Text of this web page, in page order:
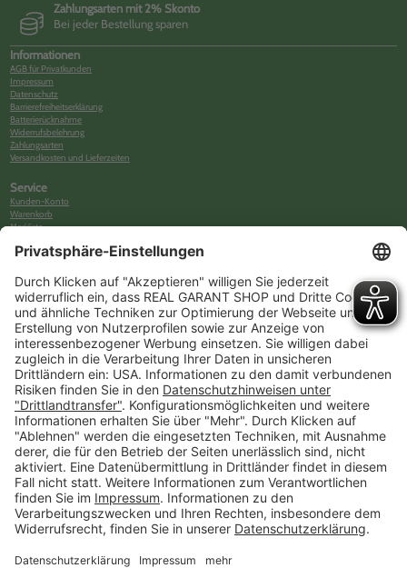
Zahlungsarten mit 2% Skonto
Bei jeder Bestellung sparen
Informationen
AGB für Privatkunden
Impressum
Datenschutz
Barrierefreiheitserklärung
Batterierücknahme
Widerrufsbelehrung
Zahlungsarten
Versandkosten und Lieferzeiten
Service
Kunden-Konto
Warenkorb
Merkliste
Newsletter
FAQs
Über uns
Kategorien
Betriebsorganisation (52)
Schlüsselorganisation (140)
Reifenorganisation (35)
Werkstattorganisation (166)
Preisauszeichnung und Preisdisplays (35)
Formulare KFZ und Werkstatt (34)
Kennzeichenhalter (49)
KFZ-Verkauf und KFZ-Präsentation (19)
Aussenwerbung (47)
Prospektpräsentation, Infosysteme (29)
Werbeartikel und Give-Aways (212)
SALES OFF (14)
Ausgezeichnet